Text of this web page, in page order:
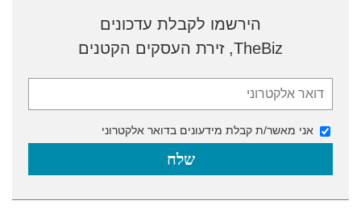
הירשמו לקבלת עדכונים
TheBiz, זירת העסקים הקטנים
אני מאשר/ת קבלת מידעונים בדואר אלקטרוני